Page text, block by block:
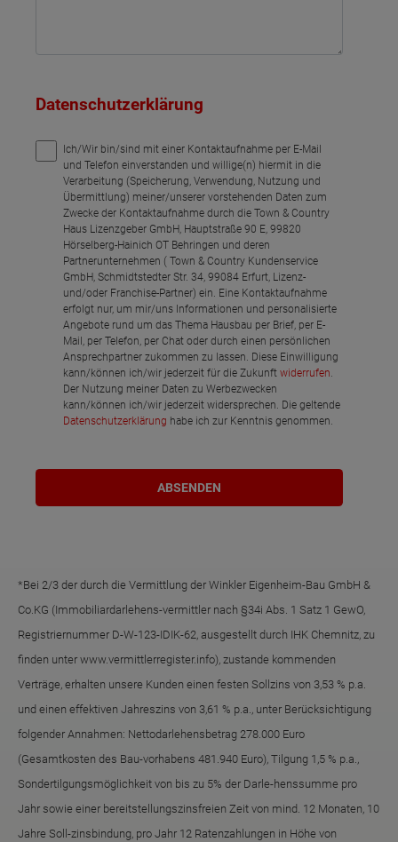
Datenschutzerklärung
Ich/Wir bin/sind mit einer Kontaktaufnahme per E-Mail
und Telefon einverstanden und willige(n) hiermit in die
Verarbeitung (Speicherung, Verwendung, Nutzung und
Übermittlung) meiner/unserer vorstehenden Daten zum
Zwecke der Kontaktaufnahme durch die Town & Country
Haus Lizenzgeber GmbH, Hauptstraße 90 E, 99820
Hörselberg-Hainich OT Behringen und deren
Partnerunternehmen ( Town & Country Kundenservice
GmbH, Schmidtstedter Str. 34, 99084 Erfurt, Lizenz-
und/oder Franchise-Partner) ein. Eine Kontaktaufnahme
erfolgt nur, um mir/uns Informationen und personalisierte
Angebote rund um das Thema Hausbau per Brief, per E-
Mail, per Telefon, per Chat oder durch einen persönlichen
Ansprechpartner zukommen zu lassen. Diese Einwilligung
kann/können ich/wir jederzeit für die Zukunftwiderrufen.
Der Nutzung meiner Daten zu Werbezwecken
kann/können ich/wir jederzeit widersprechen. Die geltende
Datenschutzerklärung habe ich zur Kenntnis genommen.
*Bei 2/3 der durch die Vermittlung der Winkler Eigenheim-Bau GmbH &
Co.KG (Immobiliardarlehens-vermittler nach §34i Abs. 1 Satz 1 GewO,
Registriernummer D-W-123-IDIK-62, ausgestellt durch IHK Chemnitz, zu
finden unter www.vermittlerregister.info), zustande kommenden
Verträge, erhalten unsere Kunden einen festen Sollzins von 3,53 % p.a.
und einen effektiven Jahreszins von 3,61 % p.a., unter Berücksichtigung
folgender Annahmen: Nettodarlehensbetrag 278.000 Euro
(Gesamtkosten des Bau-vorhabens 481.940 Euro), Tilgung 1,5 % p.a.,
Sondertilgungsmöglichkeit von bis zu 5% der Darle-henssumme pro
Jahr sowie einer bereitstellungszinsfreien Zeit von mind. 12 Monaten, 10
Jahre Soll-zinsbindung, pro Jahr 12 Ratenzahlungen in Höhe von